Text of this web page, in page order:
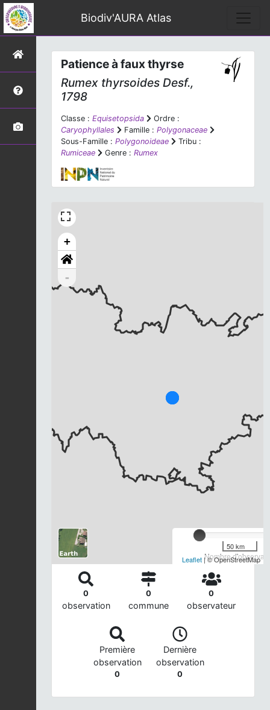
Biodiv'AURA Atlas
Patience à faux thyrse
Rumex thyrsoides Desf.,
1798
Classe : Equisetopsida
Ordre :
Caryophyllales
Famille : Polygonaceae
Sous-Famille : Polygonoideae
Tribu :
Rumiceae
Genre : Rumex
Chargement...
+
-
Nombre
50 km
Leaflet | © OpenStreetMap
0
observation
0
commune
0
observateur
Première
observation
0
Dernière
observation
0